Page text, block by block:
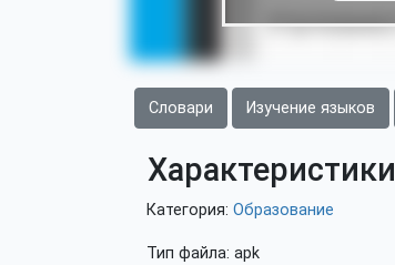
Словари Изучение языков
Характеристики
Категория: Образование
Тип файла: apk